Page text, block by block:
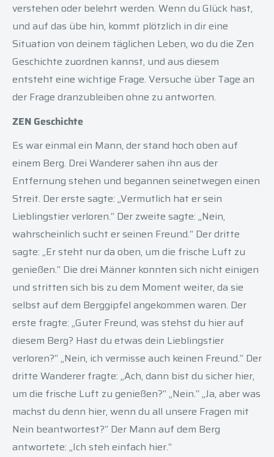
verstehen oder belehrt werden. Wenn du Glück hast,
und auf das übe hin, kommt plötzlich in dir eine
Situation von deinem täglichen Leben, wo du die Zen
Geschichte zuordnen kannst, und aus diesem
entsteht eine wichtige Frage. Versuche über Tage an
der Frage dranzubleiben ohne zu antworten.
ZEN Geschichte
Es war einmal ein Mann, der stand hoch oben auf
einem Berg. Drei Wanderer sahen ihn aus der
Entfernung stehen und begannen seinetwegen einen
Streit. Der erste sagte: „Vermutlich hat er sein
Lieblingstier verloren.“ Der zweite sagte: „Nein,
wahrscheinlich sucht er seinen Freund.“ Der dritte
sagte: „Er steht nur da oben, um die frische Luft zu
genießen.“ Die drei Männer konnten sich nicht einigen
und stritten sich bis zu dem Moment weiter, da sie
selbst auf dem Berggipfel angekommen waren. Der
erste fragte: „Guter Freund, was stehst du hier auf
diesem Berg? Hast du etwas dein Lieblingstier
verloren?“ „Nein, ich vermisse auch keinen Freund.“ Der
dritte Wanderer fragte: „Ach, dann bist du sicher hier,
um die frische Luft zu genießen?“ „Nein.“ „Ja, aber was
machst du denn hier, wenn du all unsere Fragen mit
Nein beantwortest?“ Der Mann auf dem Berg
antwortete: „Ich steh einfach hier.“